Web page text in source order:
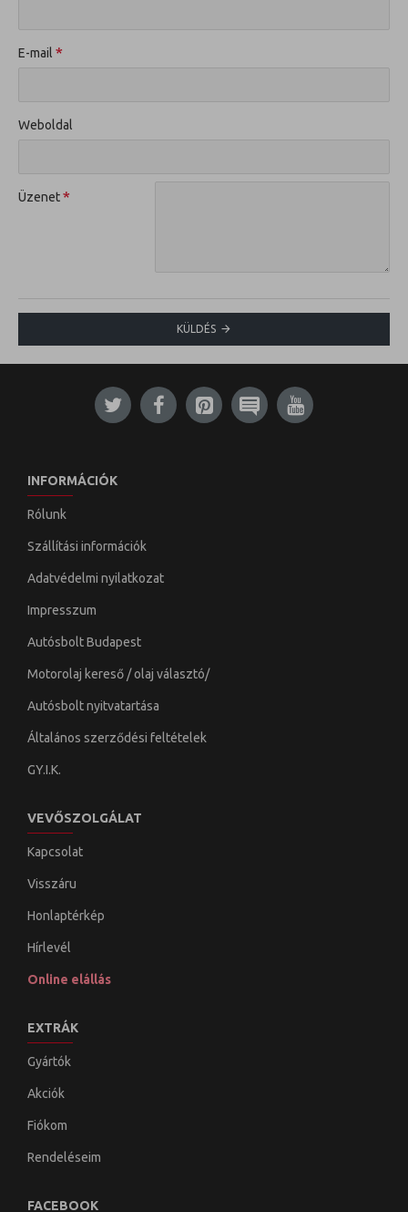
E-mail
Weboldal
Üzenet
KÜLDÉS
INFORMÁCIÓK
Rólunk
Szállítási információk
Adatvédelmi nyilatkozat
Impresszum
Autósbolt Budapest
Motorolaj kereső / olaj választó/
Autósbolt nyitvatartása
Általános szerződési feltételek
GY.I.K.
VEVŐSZOLGÁLAT
Kapcsolat
Visszáru
Honlaptérkép
Hírlevél
Online elállás
EXTRÁK
Gyártók
Akciók
Fiókom
Rendeléseim
FACEBOOK